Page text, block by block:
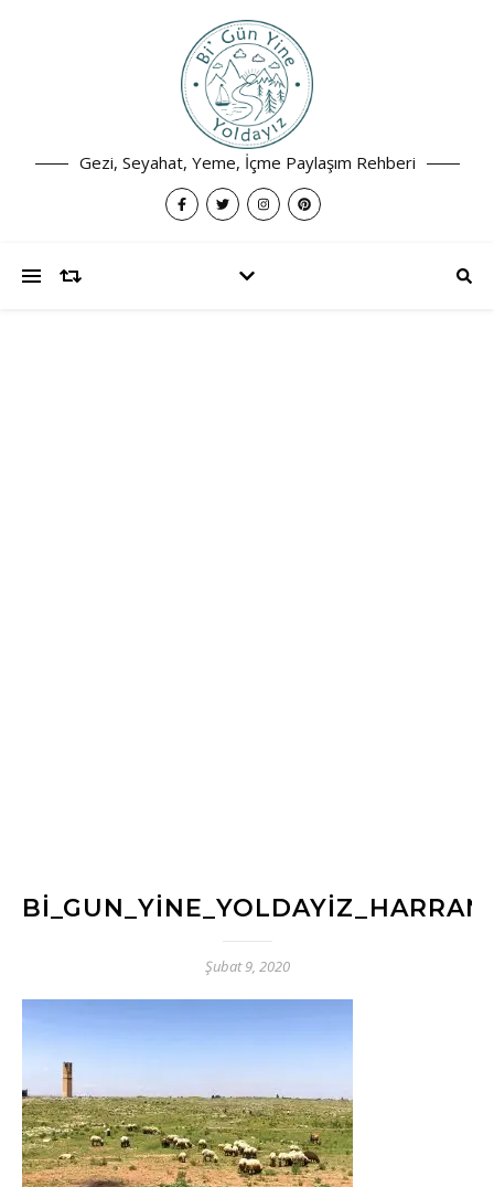
Gezi, Seyahat, Yeme, İçme Paylaşım Rehberi
Şubat 9, 2020